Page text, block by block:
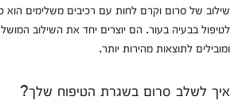
שילוב של סרום וקרם לחות עם רכיבים משלימים הוא
לטיפול בבעיה בעור. הם יוצרים יחד את השילוב
ומובילים לתוצאות מהירות יותר.
איך לשלב סרום בשגרת הטיפוח שלך?